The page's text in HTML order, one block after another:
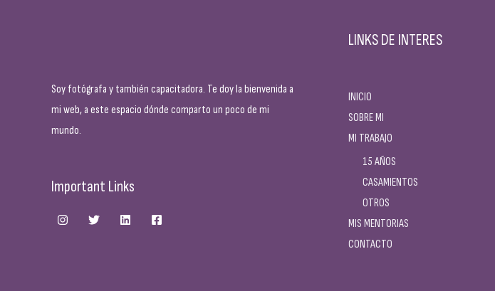
Soy fotógrafa y también capacitadora. Te doy la bienvenida a
mi web, a este espacio dónde comparto un poco de mi
mundo.
Important Links
LINKS DE INTERES
INICIO
SOBRE MI
MI TRABAJO
15 AÑOS
CASAMIENTOS
OTROS
MIS MENTORIAS
CONTACTO